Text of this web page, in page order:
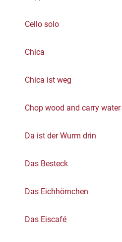
Cello solo
Chica
Chica ist weg
Chop wood and carry water
Da ist der Wurm drin
Das Besteck
Das Eichhörnchen
Das Eiscafé